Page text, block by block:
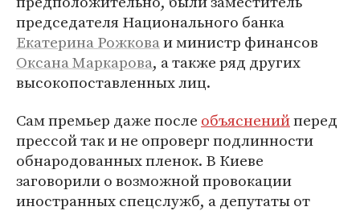
председателя Национального банка
Екатерина Рожковаи министр финансов
Оксана Маркарова, а также ряд других
высокопоставленных лиц.
Сам премьер даже после объясненийперед
прессой так и не опроверг подлинности
обнародованных пленок. В Киеве
заговорили о возможной провокации
иностранных спецслужб, а депутаты от